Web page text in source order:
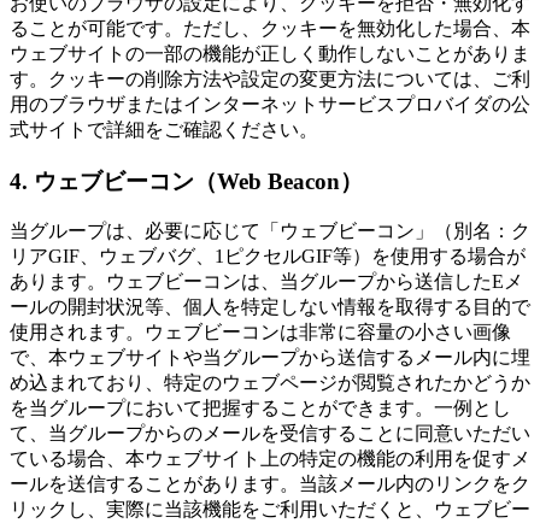
ることが可能です。ただし、クッキーを無効化した場合、本
ウェブサイトの一部の機能が正しく動作しないことがありま
す。クッキーの削除方法や設定の変更方法については、ご利
用のブラウザまたはインターネットサービスプロバイダの公
式サイトで詳細をご確認ください。
4. ウェブビーコン（Web Beacon）
当グループは、必要に応じて「ウェブビーコン」（別名：ク
リアGIF、ウェブバグ、1ピクセルGIF等）を使用する場合が
あります。ウェブビーコンは、当グループから送信したEメ
ールの開封状況等、個人を特定しない情報を取得する目的で
使用されます。ウェブビーコンは非常に容量の小さい画像
で、本ウェブサイトや当グループから送信するメール内に埋
め込まれており、特定のウェブページが閲覧されたかどうか
を当グループにおいて把握することができます。一例とし
て、当グループからのメールを受信することに同意いただい
ている場合、本ウェブサイト上の特定の機能の利用を促すメ
ールを送信することがあります。当該メール内のリンクをク
リックし、実際に当該機能をご利用いただくと、ウェブビー